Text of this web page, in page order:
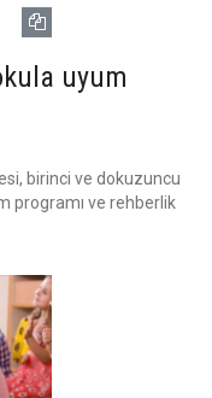
uyum
birinci ve dokuzuncu
programı ve rehberlik